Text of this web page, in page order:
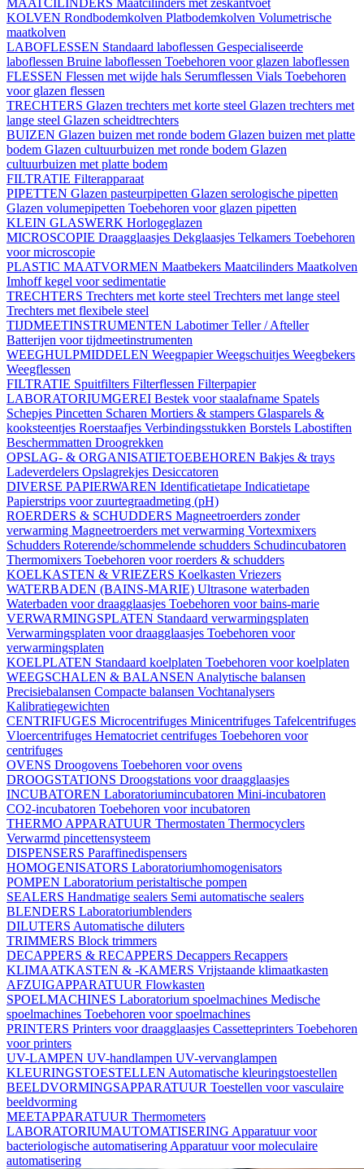
MAATCILINDERS Maatcilinders met zeskantvoet
KOLVEN Rondbodemkolven Platbodemkolven Volumetrische
maatkolven
LABOFLESSEN Standaard laboflessen Gespecialiseerde
laboflessen Bruine laboflessen Toebehoren voor glazen laboflessen
FLESSEN Flessen met wijde hals Serumflessen Vials Toebehoren
voor glazen flessen
TRECHTERS Glazen trechters met korte steel Glazen trechters met
lange steel Glazen scheidtrechters
BUIZEN Glazen buizen met ronde bodem Glazen buizen met platte
bodem Glazen cultuurbuizen met ronde bodem Glazen
cultuurbuizen met platte bodem
FILTRATIE Filterapparaat
PIPETTEN Glazen pasteurpipetten Glazen serologische pipetten
Glazen volumepipetten Toebehoren voor glazen pipetten
KLEIN GLASWERK Horlogeglazen
MICROSCOPIE Draagglaasjes Dekglaasjes Telkamers Toebehoren
voor microscopie
PLASTIC MAATVORMEN Maatbekers Maatcilinders Maatkolven
Imhoff kegel voor sedimentatie
TRECHTERS Trechters met korte steel Trechters met lange steel
Trechters met flexibele steel
TIJDMEETINSTRUMENTEN LabotimerTeller / Afteller
Batterijen voor tijdmeetinstrumenten
WEEGHULPMIDDELEN WeegpapierWeegschuitjes Weegbekers
Weegflessen
FILTRATIE Spuitfilters Filterflessen Filterpapier
LABORATORIUMGEREI Bestek voor staalafname Spatels
Schepjes Pincetten Scharen Mortiers & stampers Glasparels &
kooksteentjes Roerstaafjes Verbindingsstukken Borstels Labostiften
Beschermmatten Droogrekken
OPSLAG- & ORGANISATIETOEBEHOREN Bakjes & trays
Ladeverdelers Opslagrekjes Desiccatoren
DIVERSE PAPIERWAREN Identificatietape Indicatietape
Papierstrips voor zuurtegraadmeting (pH)
ROERDERS & SCHUDDERS Magneetroerders zonder
verwarming Magneetroerders met verwarming Vortexmixers
Schudders Roterende/schommelende schudders Schudincubatoren
Thermomixers Toebehoren voor roerders & schudders
KOELKASTEN & VRIEZERS Koelkasten Vriezers
WATERBADEN (BAINS-MARIE) Ultrasone waterbaden
Waterbaden voor draagglaasjes Toebehoren voor bains-marie
VERWARMINGSPLATEN Standaard verwarmingsplaten
Verwarmingsplaten voor draagglaasjes Toebehoren voor
verwarmingsplaten
KOELPLATEN Standaard koelplaten Toebehoren voor koelplaten
WEEGSCHALEN & BALANSEN Analytische balansen
Precisiebalansen Compacte balansen Vochtanalysers
Kalibratiegewichten
CENTRIFUGES Microcentrifuges Minicentrifuges Tafelcentrifuges
Vloercentrifuges Hematocriet centrifuges Toebehoren voor
centrifuges
OVENS Droogovens Toebehoren voor ovens
DROOGSTATIONS Droogstations voor draagglaasjes
INCUBATOREN Laboratoriumincubatoren Mini-incubatoren
CO2-incubatoren Toebehoren voor incubatoren
THERMO APPARATUUR Thermostaten Thermocyclers
Verwarmd pincettensysteem
DISPENSERS Paraffinedispensers
HOMOGENISATORS Laboratoriumhomogenisators
POMPEN Laboratorium peristaltische pompen
SEALERS Handmatige sealers Semi automatische sealers
BLENDERS Laboratoriumblenders
DILUTERS Automatische diluters
TRIMMERS Block trimmers
DECAPPERS & RECAPPERS Decappers Recappers
KLIMAATKASTEN & -KAMERS Vrijstaande klimaatkasten
AFZUIGAPPARATUUR Flowkasten
SPOELMACHINES Laboratorium spoelmachines Medische
spoelmachines Toebehoren voor spoelmachines
PRINTERS Printers voor draagglaasjes Cassetteprinters Toebehoren
voor printers
UV-LAMPEN UV-handlampen UV-vervanglampen
KLEURINGSTOESTELLEN Automatische kleuringstoestellen
BEELDVORMINGSAPPARATUUR Toestellen voor vasculaire
beeldvorming
MEETAPPARATUUR Thermometers
LABORATORIUMAUTOMATISERING Apparatuur voor
bacteriologische automatisering Apparatuur voor moleculaire
automatisering